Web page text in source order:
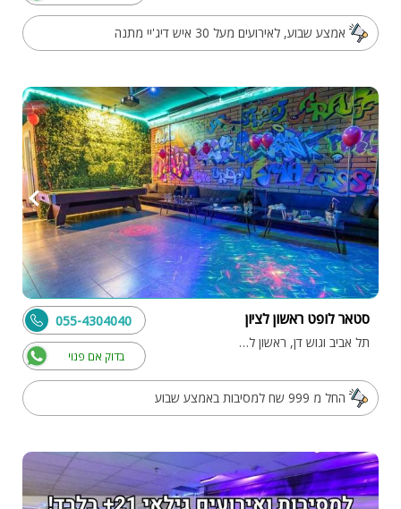
אמצע שבוע, לאירועים מעל 30 איש דיג'יי מתנה
סטאר לופט ראשון לציון
תל אביב וגוש דן, ראשון לציון
בדוק אם פנוי
055-4304040
החל מ 999 שח למסיבות באמצע שבוע